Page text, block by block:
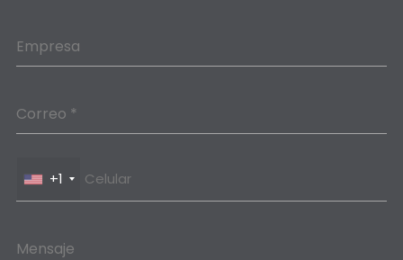
Empresa
Correo *
+1
Mensaje